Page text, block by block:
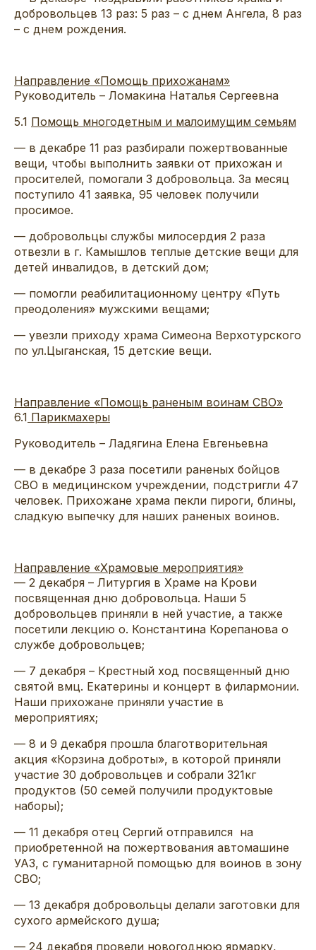
добровольцев 13 раз: 5 раз – с днем Ангела, 8 раз
– с днем рождения.
Направление «Помощь прихожанам»
Руководитель – Ломакина Наталья Сергеевна
5.1 Помощь многодетным и малоимущим семьям
— в декабре 11 раз разбирали пожертвованные
вещи, чтобы выполнить заявки от прихожан и
просителей, помогали 3 добровольца. За месяц
поступило 41 заявка, 95 человек получили
просимое.
— добровольцы службы милосердия 2 раза
отвезли в г. Камышлов теплые детские вещи для
детей инвалидов, в детский дом;
— помогли реабилитационному центру «Путь
преодоления» мужскими вещами;
— увезли приходу храма Симеона Верхотурского
по ул.Цыганская, 15 детские вещи.
Направление «Помощь раненым воинам СВО»
6.1 Парикмахеры
Руководитель – Ладягина Елена Евгеньевна
— в декабре 3 раза посетили раненых бойцов
СВО в медицинском учреждении, подстригли 47
человек. Прихожане храма пекли пироги, блины,
сладкую выпечку для наших раненых воинов.
Направление «Храмовые мероприятия»
— 2 декабря – Литургия в Храме на Крови
посвященная дню добровольца. Наши 5
добровольцев приняли в ней участие, а также
посетили лекцию о. Константина Корепанова о
службе добровольцев;
— 7 декабря – Крестный ход посвященный дню
святой вмц. Екатерины и концерт в филармонии.
Наши прихожане приняли участие в
мероприятиях;
— 8 и 9 декабря прошла благотворительная
акция «Корзина доброты», в которой приняли
участие 30 добровольцев и собрали 321кг
продуктов (50 семей получили продуктовые
наборы);
— 11 декабря отец Сергий отправился на
приобретенной на пожертвования автомашине
УАЗ, с гуманитарной помощью для воинов в зону
СВО;
— 13 декабря добровольцы делали заготовки для
сухого армейского душа;
— 24 декабря провели новогоднюю ярмарку,